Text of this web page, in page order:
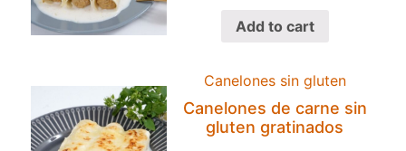
Add to cart
Canelones sin gluten
Canelones de carne sin
gluten gratinados